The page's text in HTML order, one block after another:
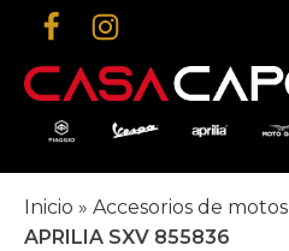
Inicio » Accesorios de motos
APRILIA SXV 855836